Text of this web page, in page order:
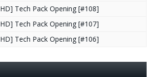
Tech Pack Opening [#108]
Tech Pack Opening [#107]
Tech Pack Opening [#106]